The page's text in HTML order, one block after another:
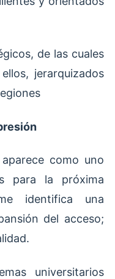
de las cuales
jerarquizados
como uno
para la próxima
identifica una
del acceso;
universitarios